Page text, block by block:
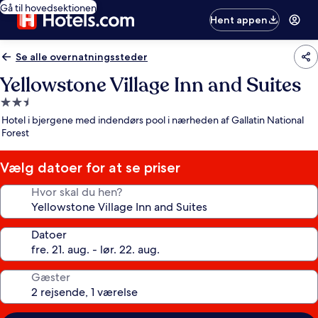
Gå til hovedsektionen
Hent appen
Se alle overnatningssteder
Yellowstone Village Inn and Suites
2.5-
stjernet
overnatningssted
Hotel i bjergene med indendørs pool i nærheden af Gallatin National
Forest
Vælg datoer for at se priser
Hvor skal du hen?
Datoer
Gæster